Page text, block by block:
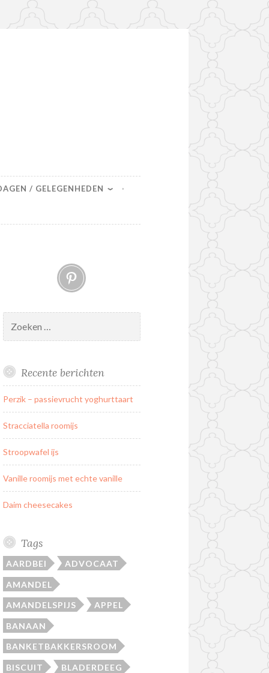
/ GELEGENHEDEN
Pinterest
naar:
Recente berichten
Perzik – passievrucht yoghurttaart
Stracciatella roomijs
Stroopwafel ijs
Vanille roomijs met echte vanille
Daim cheesecakes
Tags
AARDBEI ADVOCAAT
AMANDEL
AMANDELSPIJS APPEL
BANAAN
BANKETBAKKERSROOM
BISCUIT BLADERDEEG